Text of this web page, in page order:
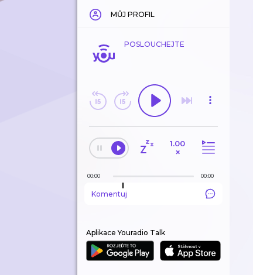
MŮJ PROFIL
POSLOUCHEJTE
1.00
×
00:00 00:00
Komentuj
Aplikace Youradio Talk